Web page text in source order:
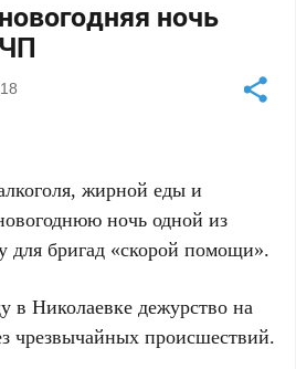
ночь
жирной еды и
ночь одной из
для бригад «скорой помощи».
в Николаевке дежурство на
чрезвычайных происшествий.